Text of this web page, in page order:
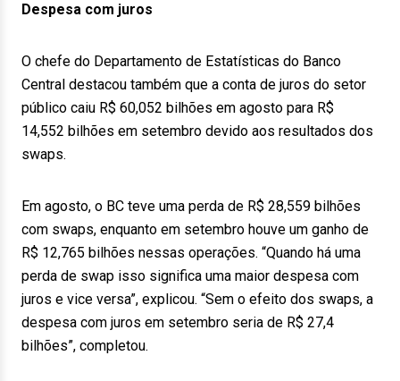
Despesa com juros
O chefe do Departamento de Estatísticas do Banco
Central destacou também que a conta de juros do setor
público caiu R$ 60,052 bilhões em agosto para R$
14,552 bilhões em setembro devido aos resultados dos
swaps.
Em agosto, o BC teve uma perda de R$ 28,559 bilhões
com swaps, enquanto em setembro houve um ganho de
R$ 12,765 bilhões nessas operações. “Quando há uma
perda de swap isso significa uma maior despesa com
juros e vice versa”, explicou. “Sem o efeito dos swaps, a
despesa com juros em setembro seria de R$ 27,4
bilhões”, completou.